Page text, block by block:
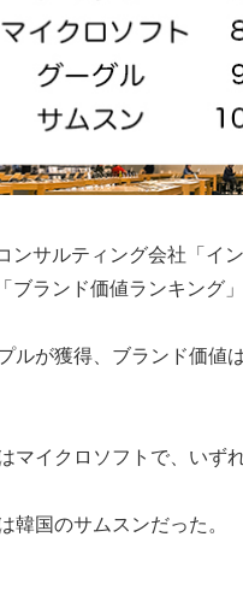
ンサルティング会社「イ
ブランド価値ランキング
ルが獲得、ブランド価値
マイクロソフトで、いず
韓国のサムスンだった。